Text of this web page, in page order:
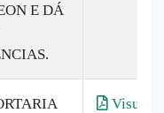
E DÁ